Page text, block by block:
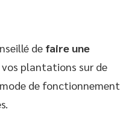
de faire une
plantations sur de
de fonctionnement